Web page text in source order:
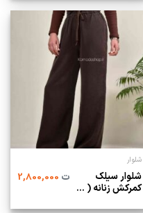
شلوار
شلوار سیلک
کمرکش زنانه ( ...
ت2,800,000